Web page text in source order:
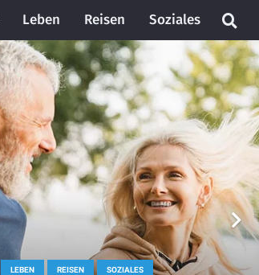
Leben Reisen Soziales
LEBEN REISEN SOZIALES